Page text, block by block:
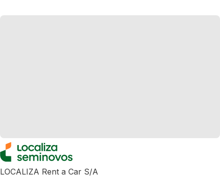
LOCALIZA Rent a Car S/A